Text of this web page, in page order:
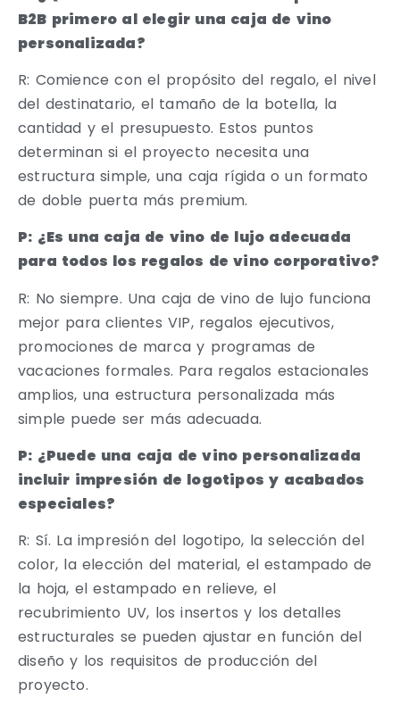
B2B primero al elegir una caja de vino
personalizada?
R: Comience con el propósito del regalo, el nivel
del destinatario, el tamaño de la botella, la
cantidad y el presupuesto. Estos puntos
determinan si el proyecto necesita una
estructura simple, una caja rígida o un formato
de doble puerta más premium.
P: ¿Es una caja de vino de lujo adecuada
para todos los regalos de vino corporativo?
R: No siempre. Una caja de vino de lujo funciona
mejor para clientes VIP, regalos ejecutivos,
promociones de marca y programas de
vacaciones formales. Para regalos estacionales
amplios, una estructura personalizada más
simple puede ser más adecuada.
P: ¿Puede una caja de vino personalizada
incluir impresión de logotipos y acabados
especiales?
R: Sí. La impresión del logotipo, la selección del
color, la elección del material, el estampado de
la hoja, el estampado en relieve, el
recubrimiento UV, los insertos y los detalles
estructurales se pueden ajustar en función del
diseño y los requisitos de producción del
proyecto.